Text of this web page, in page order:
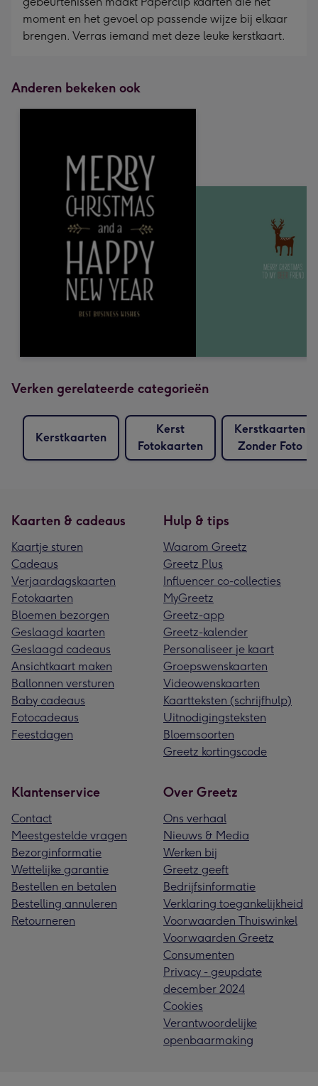
moment en het gevoel op passende wijze bij elkaar
brengen. Verras iemand met deze leuke kerstkaart.
Anderen bekeken ook
Verken gerelateerde categorieën
Kerstkaarten
Kerst
Fotokaarten
Kerstkaarten
Zonder Foto
Kaarten & cadeaus
Kaartje sturen
Cadeaus
Verjaardagskaarten
Fotokaarten
Bloemen bezorgen
Geslaagd kaarten
Geslaagd cadeaus
Ansichtkaart maken
Ballonnen versturen
Baby cadeaus
Fotocadeaus
Feestdagen
Hulp & tips
Waarom Greetz
Greetz Plus
Influencer co-collecties
MyGreetz
Greetz-app
Greetz-kalender
Personaliseer je kaart
Groepswenskaarten
Videowenskaarten
Kaartteksten (schrijfhulp)
Uitnodigingsteksten
Bloemsoorten
Greetz kortingscode
Klantenservice
Contact
Meestgestelde vragen
Bezorginformatie
Wettelijke garantie
Bestellen en betalen
Bestelling annuleren
Retourneren
Over Greetz
Ons verhaal
Nieuws & Media
Werken bij
Greetz geeft
Bedrijfsinformatie
Verklaring toegankelijkheid
Voorwaarden Thuiswinkel
Voorwaarden Greetz
Consumenten
Privacy - geupdate
december 2024
Cookies
Verantwoordelijke
openbaarmaking